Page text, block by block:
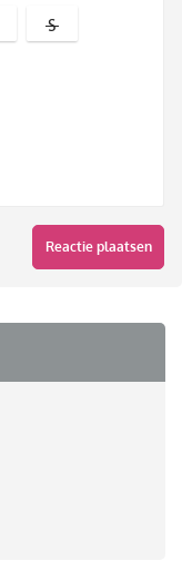
Reactie plaatsen